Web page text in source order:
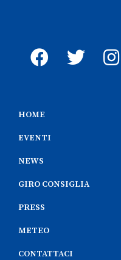
HOME
EVENTI
NEWS
GIRO CONSIGLIA
PRESS
METEO
CONTATTACI